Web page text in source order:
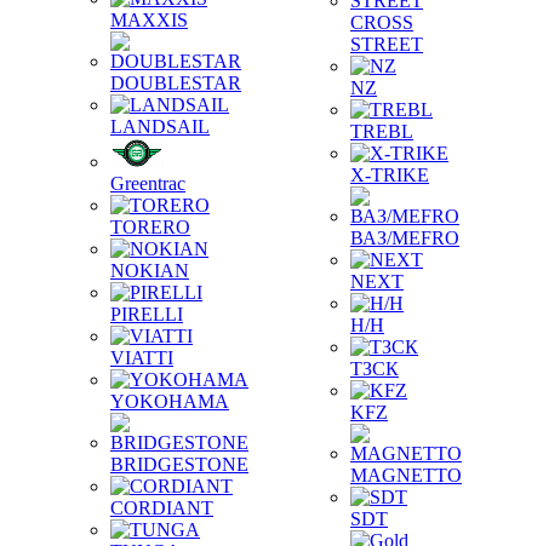
MAXXIS
DOUBLESTAR
LANDSAIL
Greentrac
TORERO
NOKIAN
PIRELLI
VIATTI
YOKOHAMA
BRIDGESTONE
CORDIANT
CROSS
STREET
NZ
TREBL
X-TRIKE
ВАЗ/MEFRO
NEXT
Н/Н
ТЗСК
KFZ
MAGNETTO
SDT